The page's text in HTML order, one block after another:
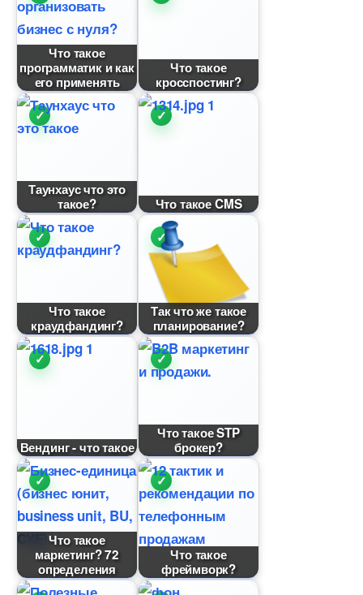
Что такое
программатик и как
его применять
Что такое
кросспостинг?
Таунхаус что это
такое?
Что такое CMS
Что такое
краудфандинг?
Так что же такое
планирование?
ендинг - что такое
Что такое STP
рокер?
Что такое
маркетинг? 72
определения
Что такое
фреймворк?